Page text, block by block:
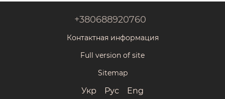
+380688920760
Контактная информация
Full version of site
Sitemap
Укр Рус Eng